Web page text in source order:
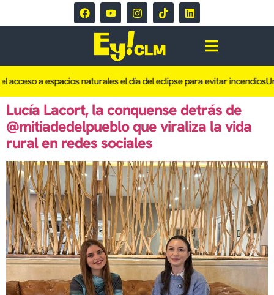
acceso a espacios naturales el día del eclipse para evitar incendios
Lucía Lacort, la conquense detrás de
@mitiadedelpueblo que viraliza la vida
rural en redes sociales